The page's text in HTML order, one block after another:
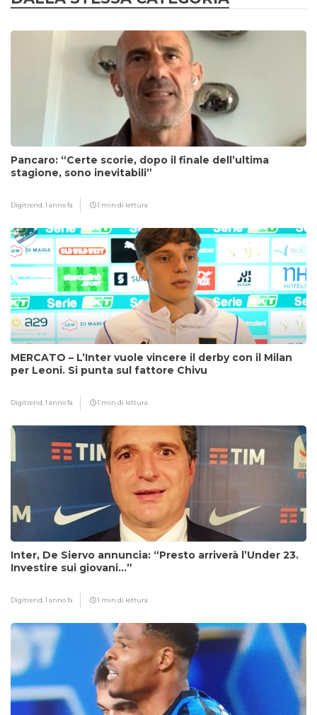
Pancaro: “Certe scorie, dopo il finale dell’ultima
stagione, sono inevitabili”
Digitrend,1 anno fa 1 min di lettura
MERCATO – L’Inter vuole vincere il derby con il Milan
per Leoni. Si punta sul fattore Chivu
Digitrend,1 anno fa 1 min di lettura
Inter, De Siervo annuncia: “Presto arriverà l’Under 23.
Investire sui giovani…”
Digitrend,1 anno fa 1 min di lettura